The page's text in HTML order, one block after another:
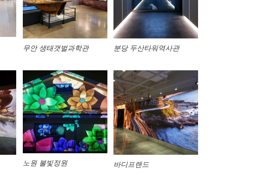
무안 생태갯벌과학관 분당 두산타워역사관
노원 불빛정원 바디프랜드